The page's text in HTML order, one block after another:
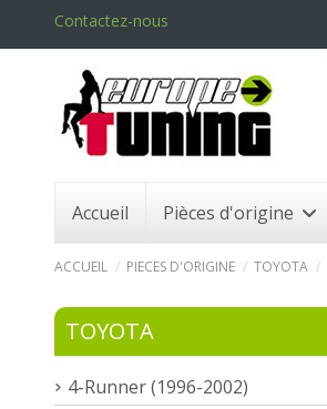
Contactez-nous
Accueil Pièces d'origine
ACCUEIL PIECES D'ORIGINE TOYOTA
TOYOTA
4-Runner (1996-2002)